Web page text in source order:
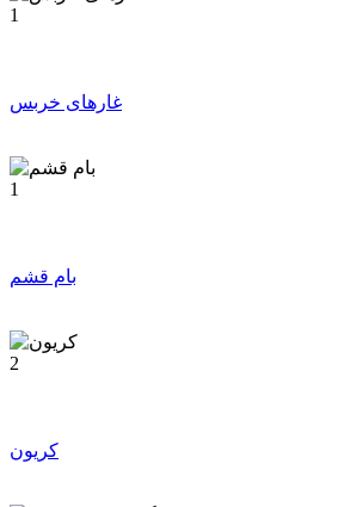
1
غارهای خربس
1
بام قشم
2
کریون